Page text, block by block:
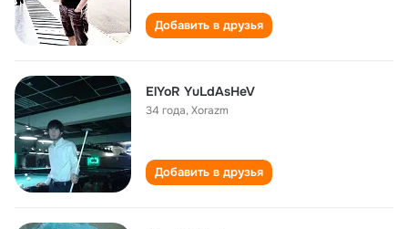
Добавить в друзья
ElYoR YuLdAsHeV
34 года,Xorazm
Добавить в друзья